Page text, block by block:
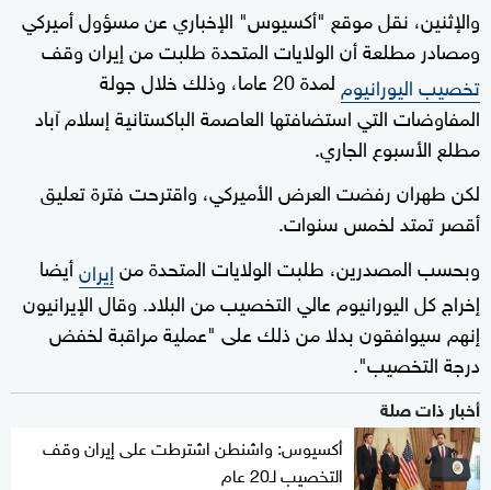
والإثنين، نقل موقع "أكسيوس" الإخباري عن مسؤول أميركي
ومصادر مطلعة أن الولايات المتحدة طلبت من إيران وقف
تخصيب اليورانيوم
لمدة 20 عاما، وذلك خلال جولة
المفاوضات التي استضافتها العاصمة الباكستانية إسلام آباد
مطلع الأسبوع الجاري.
لكن طهران رفضت العرض الأميركي، واقترحت فترة تعليق
أقصر تمتد لخمس سنوات.
وبحسب المصدرين، طلبت الولايات المتحدة منإيرانأيضا
إخراج كل اليورانيوم عالي التخصيب من البلاد. وقال الإيرانيون
إنهم سيوافقون بدلا من ذلك على "عملية مراقبة لخفض
درجة التخصيب".
أخبار ذات صلة
أكسيوس: واشنطن اشترطت على إيران وقف
التخصيب لـ20 عام